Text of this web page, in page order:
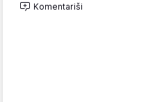
Komentariši